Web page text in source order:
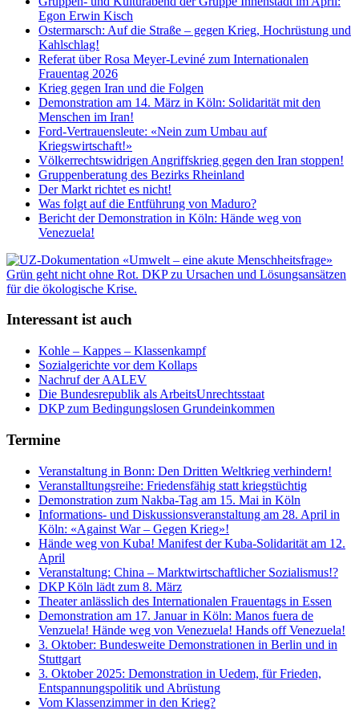
Egon Erwin Kisch
Ostermarsch: Auf die Straße – gegen Krieg, Hochrüstung und
Kahlschlag!
Referat über Rosa Meyer-Leviné zum Internationalen
Frauentag 2026
Krieg gegen Iran und die Folgen
Demonstration am 14. März in Köln: Solidarität mit den
Menschen im Iran!
Ford-Vertrauensleute: «Nein zum Umbau auf
Kriegswirtschaft!»
Völkerrechtswidrigen Angriffskrieg gegen den Iran stoppen!
Gruppenberatung des Bezirks Rheinland
Der Markt richtet es nicht!
Was folgt auf die Entführung von Maduro?
Bericht der Demonstration in Köln: Hände weg von
Venezuela!
Interessant ist auch
Kohle – Kappes – Klassenkampf
Sozialgerichte vor dem Kollaps
Nachruf der AALEV
Die Bundesrepublik als ArbeitsUnrechtsstaat
DKP zum Bedingungslosen Grundeinkommen
Termine
Veranstaltung in Bonn: Den Dritten Weltkrieg verhindern!
Veranstalltungsreihe: Friedensfähig statt kriegstüchtig
Demonstration zum Nakba-Tag am 15. Mai in Köln
Informations- und Diskussionsveranstaltung am 28. April in
Köln: «Against War – Gegen Krieg»!
Hände weg von Kuba! Manifest der Kuba-Solidarität am 12.
April
Veranstaltung: China – Marktwirtschaftlicher Sozialismus!?
DKP Köln lädt zum 8. März
Theater anlässlich des Internationalen Frauentags in Essen
Demonstration am 17. Januar in Köln: Manos fuera de
Venzuela! Hände weg von Venezuela! Hands off Venezuela!
3. Oktober: Bundesweite Demonstrationen in Berlin und in
Stuttgart
3. Oktober 2025: Demonstration in Uedem, für Frieden,
Entspannungspolitik und Abrüstung
Vom Klassenzimmer in den Krieg?